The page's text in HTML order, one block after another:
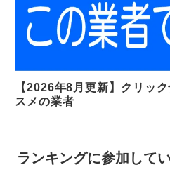
【2026年8月更新】クリッ
スメの業者
ランキングに参加して